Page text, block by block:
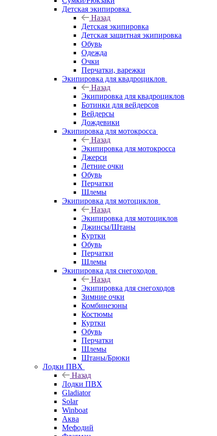
Детская экипировка
Назад
Детская экипировка
Детская защитная экипировка
Обувь
Одежда
Очки
Перчатки, варежки
Экипировка для квадроциклов
Назад
Экипировка для квадроциклов
Ботинки для вейдерсов
Вейдерсы
Дождевики
Экипировка для мотокросса
Назад
Экипировка для мотокросса
Джерси
Летние очки
Обувь
Перчатки
Шлемы
Экипировка для мотоциклов
Назад
Экипировка для мотоциклов
Джинсы/Штаны
Куртки
Обувь
Перчатки
Шлемы
Экипировка для снегоходов
Назад
Экипировка для снегоходов
Зимние очки
Комбинезоны
Костюмы
Куртки
Обувь
Перчатки
Шлемы
Штаны/Брюки
Лодки ПВХ
Назад
Лодки ПВХ
Gladiator
Solar
Winboat
Аква
Мефодий